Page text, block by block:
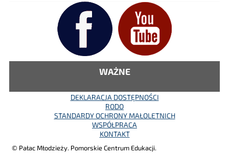
WAŻNE
DEKLARACJA DOSTĘPNOŚCI
RODO
STANDARDY OCHRONY MAŁOLETNICH
WSPÓŁPRACA
KONTAKT
© Pałac Młodzieży. Pomorskie Centrum Edukacji.